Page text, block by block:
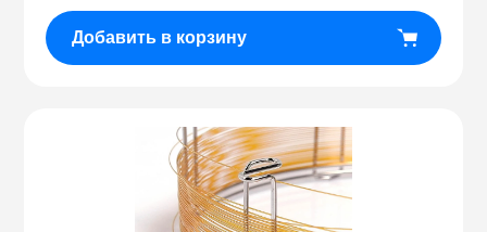
Добавить в корзину